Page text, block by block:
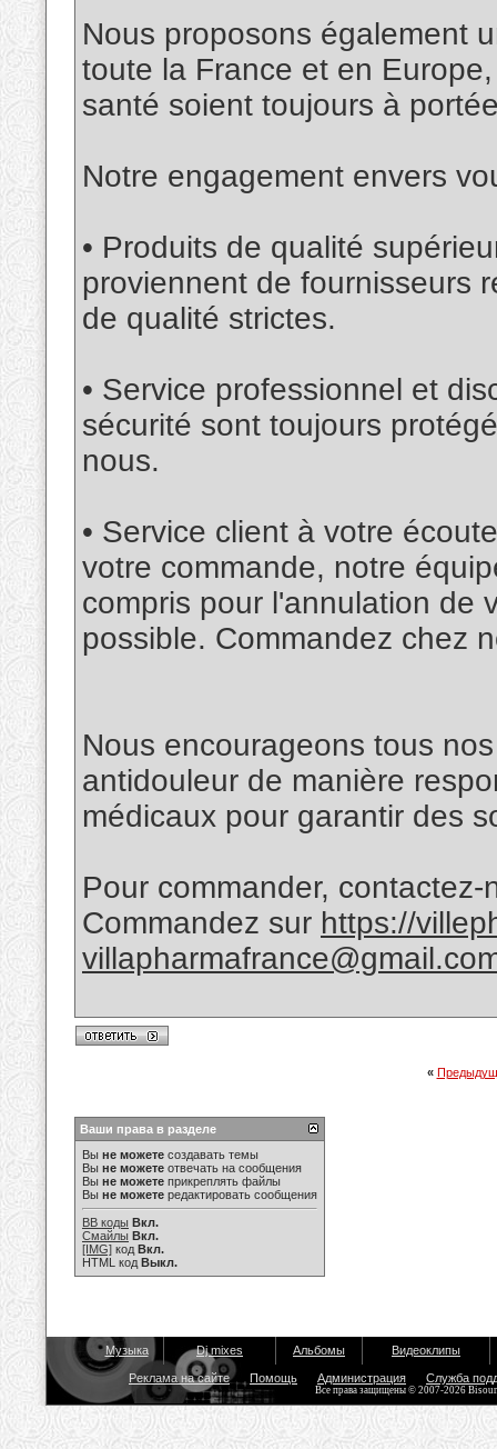
Nous proposons également
toute la France et en
santé soient toujours à
Notre engagement envers
• Produits de qualité
proviennent de fournisseurs
de qualité strictes.
• Service professionnel et
sécurité sont toujours
nous.
• Service client à votre
votre commande, notre
compris pour l'annulation de
possible. Commandez chez
Nous encourageons tous
antidouleur de manière
médicaux pour garantir des
Pour commander, contactez-
Commandez sur https://
«
Ваши права в разделе
Вы не можете создавать темы
Вы не можете отвечать на сообщения
Вы не можете прикреплять файлы
Вы не можете редактировать сообщения
BB коды Вкл.
Смайлы Вкл.
[IMG] код Вкл.
HTML код Выкл.
Музыка Dj mixes Альбомы Видеоклипы
Реклама на сайте Помощь Администрация Служба
Все права защищены © 2007-2026